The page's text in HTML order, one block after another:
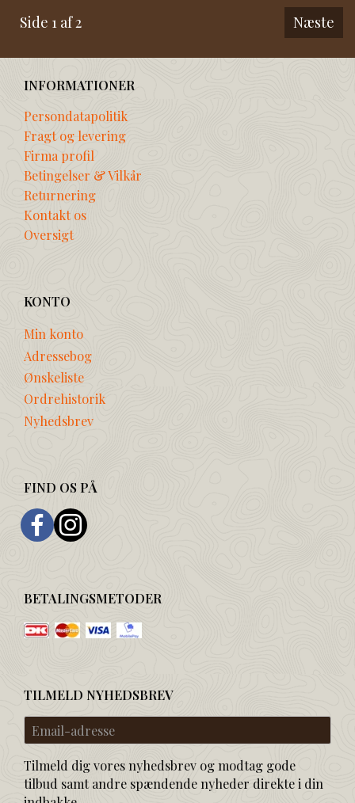
Side 1 af 2 Næste
INFORMATIONER
Persondatapolitik
Fragt og levering
Firma profil
Betingelser & Vilkår
Returnering
Kontakt os
Oversigt
KONTO
Min konto
Adressebog
Ønskeliste
Ordrehistorik
Nyhedsbrev
FIND OS PÅ
BETALINGSMETODER
TILMELD NYHEDSBREV
Email-
adresse
Tilmeld dig vores nyhedsbrev og modtag gode
tilbud samt andre spændende nyheder direkte i din